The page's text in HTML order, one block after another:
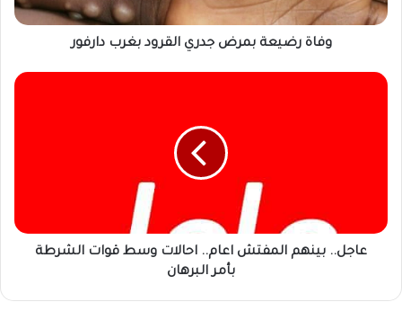
وفاة رضيعة بمرض جدري القرود بغرب دارفور
عاجل..
بأمر
البرهانعاجل.. بينهم المفتش اعام.. احالات وسط قوات الشرطة
بأمر البرهان